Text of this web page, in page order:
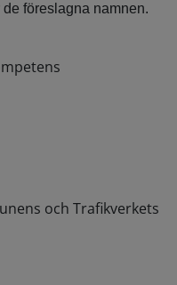
föreslagna namnen.
och Trafikverkets